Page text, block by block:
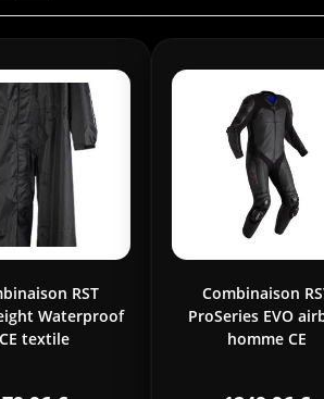
RST
Waterproof
CE textile
Combinaison
ProSeries EVO
homme CE